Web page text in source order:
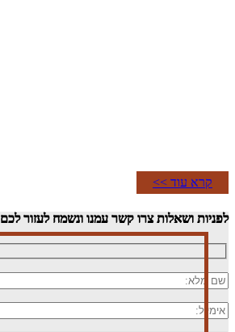
קרא עוד >>
לפניות ושאלותצרו קשר עמנו ונשמח לעזור לכם